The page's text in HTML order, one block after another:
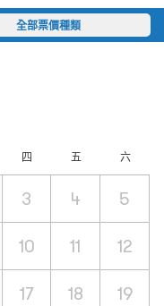
全部票價種類
四 五 六
3 4 5
10 11 12
17 18 19